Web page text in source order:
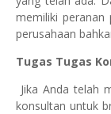
memiliki peranan
perusahaan
Tugas Tugas
Jika Anda telah
konsultan untuk